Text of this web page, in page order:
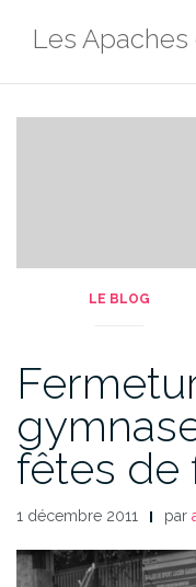
Les
LE BLOG
fêtes de
1 décembre 2011 par